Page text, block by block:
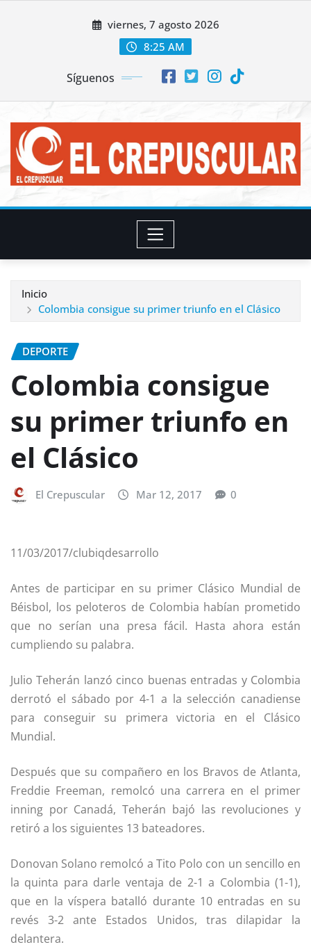
viernes, 7 agosto 2026
8:25 AM
Síguenos
Inicio
Colombia consigue su primer triunfo en el Clásico
DEPORTE
Colombia consigue
su primer triunfo en
el Clásico
El Crepuscular Mar 12, 2017 0
11/03/2017/clubiqdesarrollo
Antes de participar en su primer Clásico Mundial de
Béisbol, los peloteros de Colombia habían prometido
que no serían una presa fácil. Hasta ahora están
cumpliendo su palabra.
Julio Teherán lanzó cinco buenas entradas y Colombia
derrotó el sábado por 4-1 a la selección canadiense
para conseguir su primera victoria en el Clásico
Mundial.
Después que su compañero en los Bravos de Atlanta,
Freddie Freeman, remolcó una carrera en el primer
inning por Canadá, Teherán bajó las revoluciones y
retiró a los siguientes 13 bateadores.
Donovan Solano remolcó a Tito Polo con un sencillo en
la quinta para darle ventaja de 2-1 a Colombia (1-1),
que en la víspera batalló durante 10 entradas en su
revés 3-2 ante Estados Unidos, tras dilapidar la
delantera.